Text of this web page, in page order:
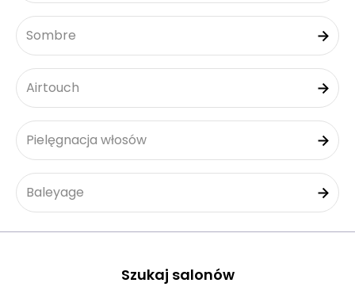
Sombre
Airtouch
Pielęgnacja włosów
Baleyage
Szukaj salonów